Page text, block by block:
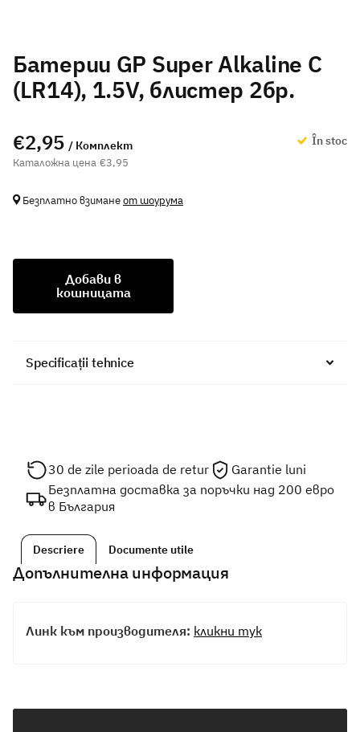
Батерии GP Super Alkaline C
(LR14), 1.5V, блистер 2бр.
€2,95 / Комплект
€3,95
În stoc
Безплатно взиманеот шоурума
Добави в
кошницата
Specificații tehnice
30 de zile perioada de retur
Garantie luni
Безплатна доставка за поръчки над 200 евро
в България
Descriere Documente utile
Допълнителна информация
Линк към производителя: кликни тук